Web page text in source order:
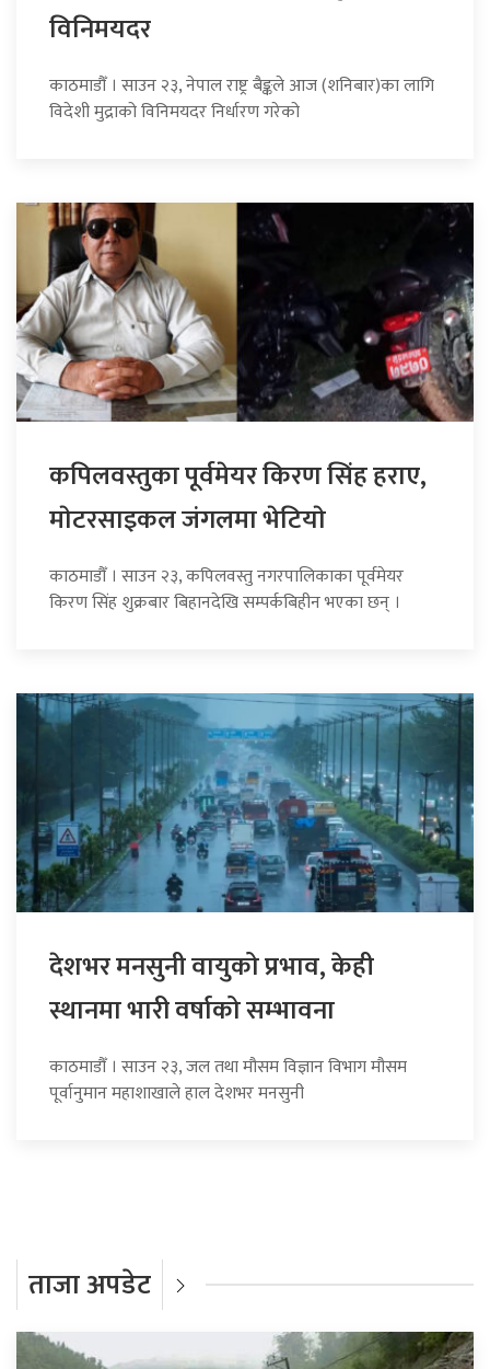
विनिमयदर
काठमाडौँ । साउन २३, नेपाल राष्ट्र बैङ्कले आज (शनिबार)का लागि
विदेशी मुद्राको विनिमयदर निर्धारण गरेको
कपिलवस्तुका पूर्वमेयर किरण सिंह हराए,
माेटरसाइकल जंगलमा भेटियाे
काठमाडौँ । साउन २३, कपिलवस्तु नगरपालिकाका पूर्वमेयर
किरण सिंह शुक्रबार बिहानदेखि सम्पर्कबिहीन भएका छन् ।
देशभर मनसुनी वायुको प्रभाव, केही
स्थानमा भारी वर्षाको सम्भावना
काठमाडौँ । साउन २३, जल तथा मौसम विज्ञान विभाग मौसम
पूर्वानुमान महाशाखाले हाल देशभर मनसुनी
ताजा अपडेट